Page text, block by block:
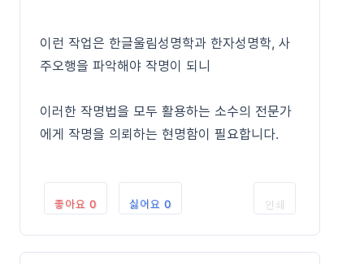
이런 작업은 한글울림성명학과 한자성명학, 사
주오행을 파악해야 작명이 되니
이러한 작명법을 모두 활용하는 소수의 전문가
에게 작명을 의뢰하는 현명함이 필요합니다.
좋아요 0 싫어요 0 인쇄